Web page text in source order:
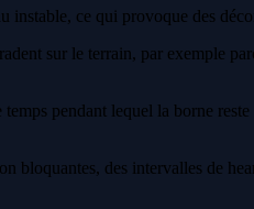
instable, ce qui provoque des
sur le terrain, par exemple
pendant lequel la borne
bloquantes, des intervalles de